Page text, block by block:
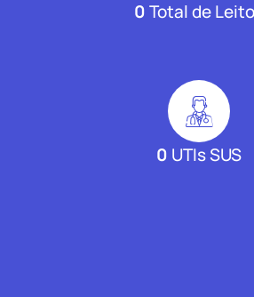
0Total de
0 UTIs SUS